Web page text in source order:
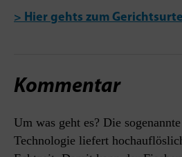
> Hier gehts zum
Kommentar
Um was geht es? Die
Technologie liefert